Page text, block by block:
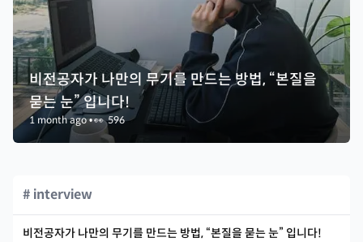
비전공자가 나만의 무기를 만드는 방법, “본질을
묻는 눈” 입니다!
1 month ago•👀596
# interview
비전공자가 나만의 무기를 만드는 방법, “본질을 묻는 눈” 입니다!